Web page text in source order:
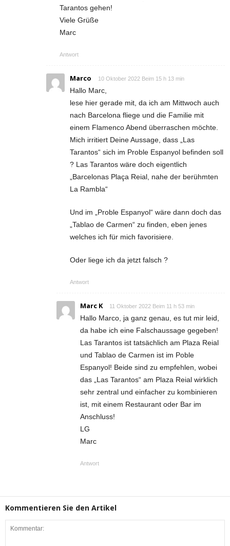
Tarantos gehen!
Viele Grüße
Marc
Antwort
Marco 10 Oktober 2022 Beim 15 h 13 min
Hallo Marc,
lese hier gerade mit, da ich am Mittwoch auch
nach Barcelona fliege und die Familie mit
einem Flamenco Abend überraschen möchte.
Mich irritiert Deine Aussage, dass „Las
Tarantos“ sich im Proble Espanyol befinden soll
? Las Tarantos wäre doch eigentlich
„Barcelonas Plaça Reial, nahe der berühmten
La Rambla“
Und im „Proble Espanyol“ wäre dann doch das
„Tablao de Carmen“ zu finden, eben jenes
welches ich für mich favorisiere.
Oder liege ich da jetzt falsch ?
Antwort
Marc K 11 Oktober 2022 Beim 11 h 53 min
Hallo Marco, ja ganz genau, es tut mir leid,
da habe ich eine Falschaussage gegeben!
Las Tarantos ist tatsächlich am Plaza Reial
und Tablao de Carmen ist im Poble
Espanyol! Beide sind zu empfehlen, wobei
das „Las Tarantos“ am Plaza Reial wirklich
sehr zentral und einfacher zu kombinieren
ist, mit einem Restaurant oder Bar im
Anschluss!
LG
Marc
Antwort
Kommentieren Sie den Artikel